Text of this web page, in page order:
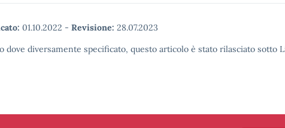
01.10.2022 - Revisione: 28.07.2023
dove diversamente specificato, questo articolo è stato rilasciato sotto